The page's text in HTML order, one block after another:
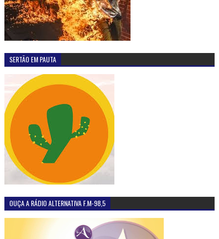
SERTÃO EM PAUTA
OUÇA A RÁDIO ALTERNATIVA F.M-98,5